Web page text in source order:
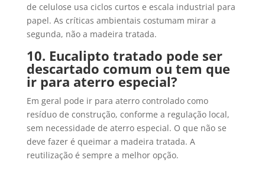
de celulose usa ciclos curtos e escala industrial para
papel. As críticas ambientais costumam mirar a
segunda, não a madeira tratada.
10. Eucalipto tratado pode ser
descartado comum ou tem que
ir para aterro especial?
Em geral pode ir para aterro controlado como
resíduo de construção, conforme a regulação local,
sem necessidade de aterro especial. O que não se
deve fazer é queimar a madeira tratada. A
reutilização é sempre a melhor opção.